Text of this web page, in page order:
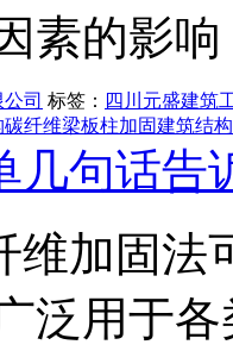
素的影
司 标签： 四川元盛建筑
纤维梁板柱加固建筑结
几句话告
维加固法
泛用于